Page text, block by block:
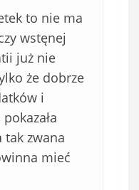
to nie ma
wstęnej
już nie
że dobrze
i
tak zwana
mieć